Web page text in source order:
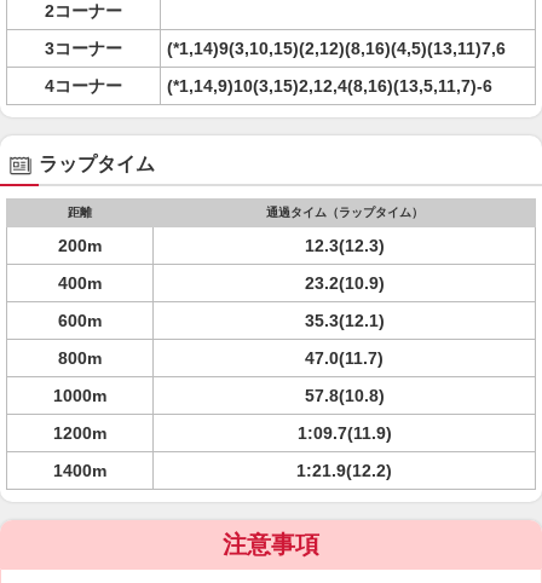
2コーナー
3コーナー
(*1,14)9(3,10,15)(2,12)(8,16)(4,5)(13,11)7,6
4コーナー
(*1,14,9)10(3,15)2,12,4(8,16)(13,5,11,7)-6
ラップタイム
距離 通過タイム（ラップタイム）
200m
12.3(12.3)
400m
23.2(10.9)
600m
35.3(12.1)
800m
47.0(11.7)
1000m
57.8(10.8)
1200m
1:09.7(11.9)
1400m
1:21.9(12.2)
注意事項